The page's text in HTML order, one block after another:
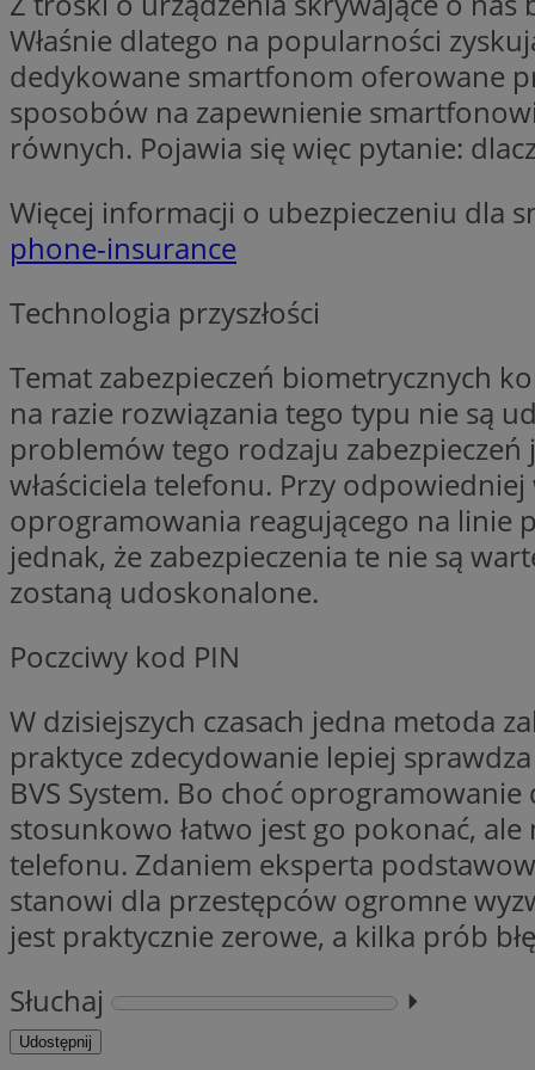
Właśnie dlatego na popularności
dedykowane smartfonom oferowane
sposobów na zapewnienie
równych. Pojawia się więc pytanie:
Więcej informacji o ubezpieczeniu dla
phone-insurance
Technologia przyszłości
Temat zabezpieczeń biometrycznych
na razie rozwiązania tego typu nie są
problemów tego rodzaju zabezpieczeń
właściciela telefonu. Przy
oprogramowania reagującego na linie
jednak, że zabezpieczenia te nie są
zostaną udoskonalone.
Poczciwy kod PIN
W dzisiejszych czasach jedna metoda
praktyce zdecydowanie lepiej
BVS System. Bo choć
stosunkowo łatwo jest go pokonać,
telefonu. Zdaniem eksperta
stanowi dla przestępców ogromne
jest praktycznie zerowe, a kilka prób
Słuchaj
⏵︎
Udostępnij
SessID
QeSessID
MvSessID
CookieScriptConsent
Nazwa
_clsk
_clsk
Nazwa
YSC
__gads
test_cookie
_fbp
Nazwa Provider
WMF-
Uniq